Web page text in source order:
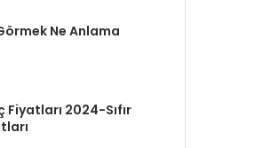
Ne Anlama
Fiyatları 2024-Sıfır